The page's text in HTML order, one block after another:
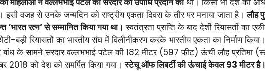
वजह से उनके जन्मदिन को राष्ट्रीय एकता दिवस के तौर पर मनाया जाता है।लौह
‘भारत रत्न’ से सम्मानित किया गया था। स्वतंत्रता प्राप्ति के बाद देशी रियासतों का
बड़ी रियासतों का भारतीय संघ में विलीनीकरण करके भारतीय एकता का निर्माण
बांध के सामने सरदार वल्लभभाई पटेल की 182 मीटर (597 फीट) ऊंची लौह प्रतिमा
2018 को देश को समर्पित किया गया।स्टेचू ऑफ लिबर्टी की ऊंचाई केवल 93 मीटर है।